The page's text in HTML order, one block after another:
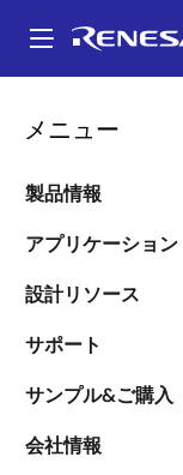
ン
メニュー
製品情報
アプリケーション
設計リソース
サポート
サンプル&ご購入
会社情報
パ
ン
く
ず
高性能通信機器や
高性能
ンタ機
ドプロ
発振器
ポート
ProXO+